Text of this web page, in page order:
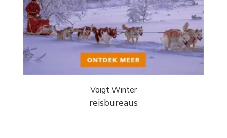
Voigt Winter
reisbureaus